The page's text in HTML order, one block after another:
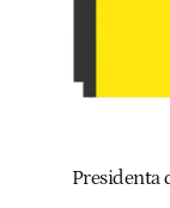
Presidenta